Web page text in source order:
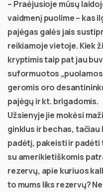
– Praėjusioje mūsų
vaidmenį puolime – kas
pajėgas galės jais
reikiamoje vietoje. Kiek
kryptimis taip pat jau
suformuotos
geromis oro
pajėgų ir kt. brigadomis.
Užsienyje jie mokėsi
ginklus ir bechas,
padėtį, pakeisti ir padėti
su amerikietiškomis
rezervų, apie kuriuos
to mums liks rezervų?